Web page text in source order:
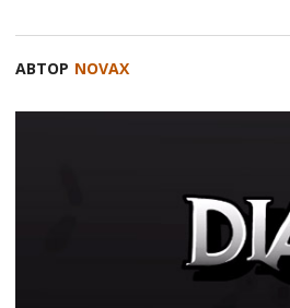
АВТОР NOVAX